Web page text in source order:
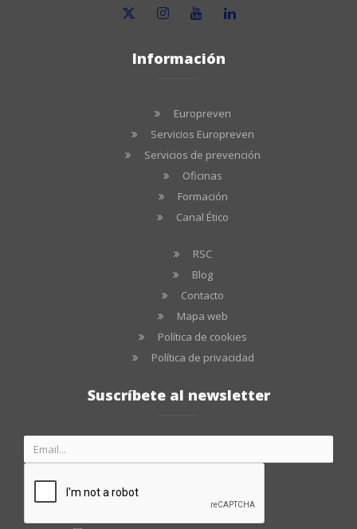
Información
Europreven
Servicios Europreven
Servicios de prevención
Oficinas
Formación
Canal Ético
RSC
Blog
Contacto
Mapa web
Política de cookies
Política de privacidad
Suscríbete al newsletter